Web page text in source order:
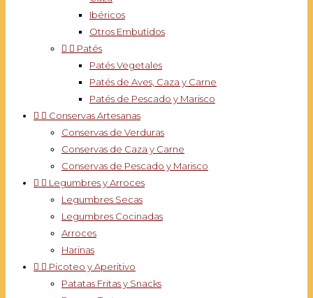
Ibéricos
Otros Embutidos
  Patés
Patés Vegetales
Patés de Aves, Caza y Carne
Patés de Pescado y Marisco
  Conservas Artesanas
Conservas de Verduras
Conservas de Caza y Carne
Conservas de Pescado y Marisco
  Legumbres y Arroces
Legumbres Secas
Legumbres Cocinadas
Arroces
Harinas
  Picoteo y Aperitivo
Patatas Fritas y Snacks